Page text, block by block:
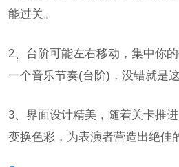
能过关。
2、台阶可能左右移动，集中你
一个音乐节奏(台阶)，没错就是这
3、界面设计精美，随着关卡推
变换色彩，为表演者营造出绝佳